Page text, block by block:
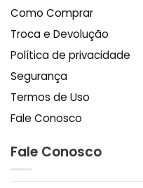
Como Comprar
Troca e Devolução
Política de privacidade
Segurança
Termos de Uso
Fale Conosco
Fale Conosco